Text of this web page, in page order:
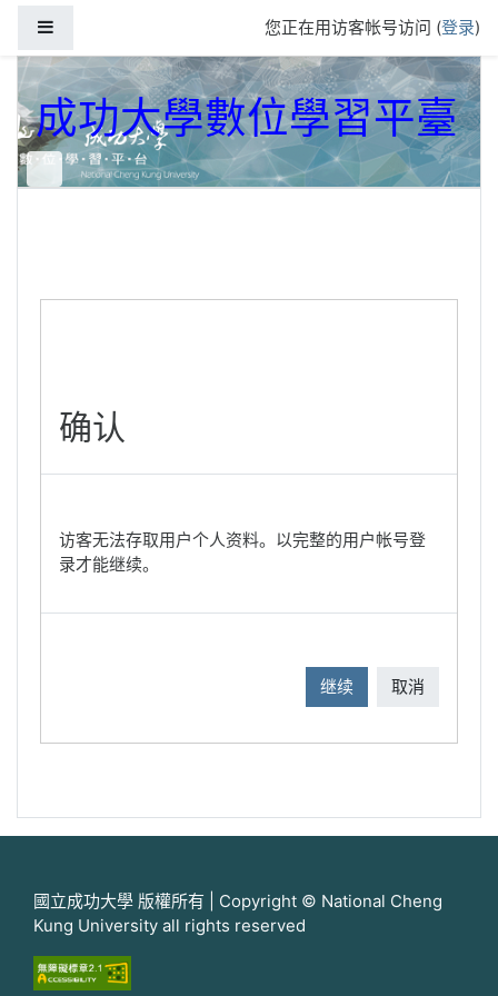
您正在用访客帐号访问 (登录)
成功大學數位學習平臺
确认
访客无法存取用户个人资料。以完整的用户帐号登
录才能继续。
继续 取消
國立成功大學 版權所有 | Copyright © National Cheng
Kung University all rights reserved